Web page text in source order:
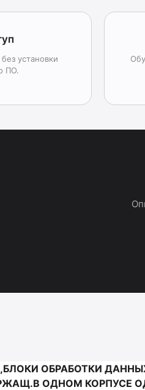
установки
ПО.
ОБРАБОТКИ
ОДНОМ КОРПУСЕ